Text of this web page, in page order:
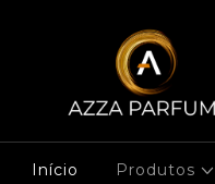
Início Produtos